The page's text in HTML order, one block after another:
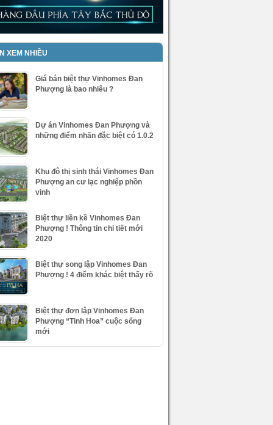
XEM NHIỀU
Giá bán biệt thự Vinhomes Đan
Phượng là bao nhiêu ?
Dự án Vinhomes Đan Phượng và
những điểm nhấn đặc biệt có 1.0.2
Khu đô thị sinh thái Vinhomes Đan
Phượng an cư lạc nghiệp phồn
vinh
Biệt thự liền kề Vinhomes Đan
Phượng ! Thông tin chi tiết mới
2020
Biệt thự song lập Vinhomes Đan
Phượng ! 4 điểm khác biệt thấy rõ
Biệt thự đơn lập Vinhomes Đan
Phượng “Tinh Hoa” cuộc sống
mới